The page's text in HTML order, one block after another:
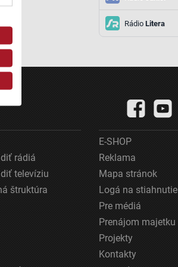
RádioLitera
rádiá
televíziu
štruktúra
E-SHOP
Reklama
Mapa stránok
Logá na stiahnutie
Pre médiá
Prenájom majetku
Projekty
Kontakty